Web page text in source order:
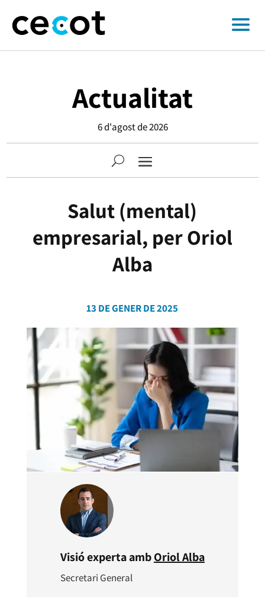
Actualitat
6 d'agost de 2026
Salut (mental)
empresarial, per Oriol
Alba
13 DE GENER DE 2025
Visió experta ambOriol Alba
Secretari General